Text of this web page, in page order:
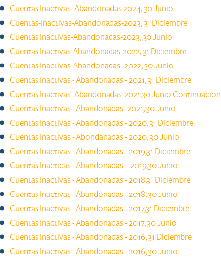
Cuentas Inactivas- Abandonadas 2024, ​30 Junio
Cuentas-Inactivas-Abandonadas-2023, 31 Diciembre
Cuentas Inactivas-Abandonadas-2023, ​30 Junio
Cuentas Inactivas-Abandonadas-2022, 31 Diciembre​
Cuentas Inactivas-Abandonadas- 2022, 30 Junio ​
Cuentas Inactivas - Abandonadas - 2021, 31 Diciembre ​
​Cuentas Inactivas -Abandonadas-2021,30 Junio Continuacion
Cuentas Inactivas - Abandonadas -2021, 30 Junio
Cuentas Inactivas - Abandonadas - 2020, 31 Diciembre ​​
Cuentas Inactivas - Abondanadas - 2020, 30 Junio
Cuentas Inactivas - Abandonadas - 2019,31 Diciembre
Cuentas Inacticas - Abandonadas .- 2019,30 Junio
Cuentas Inactivas - Abandonadas - 2018,31 Diciembre
Cuentas Inactivas - Abandonadas - 2018, 30 Junio
Cuentas Inactivas - Abandonadas - 2017,31 Diciembre ​
Cuentas Inactivas - Abandonadas - 2017, 30 Junio
Cuentas Inactivas - Abandonadas - 2016, 31 Diciembre
Cuentas Inactivas - Abandonadas - 2016, 30 Junio​